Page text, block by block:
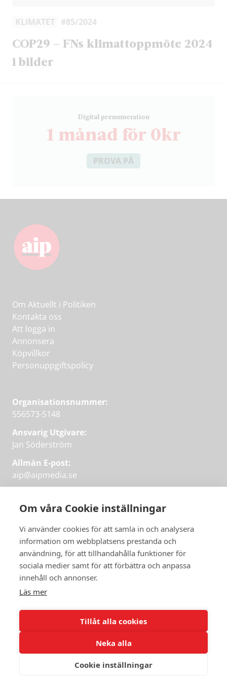
Om våra Cookie inställningar
Vi använder cookies för att samla in och analysera
information om webbplatsens prestanda och
användning, för att tillhandahålla funktioner för
sociala medier samt för att förbättra och anpassa
innehåll och annonser.
Läs mer
Tillåt alla cookies
Neka alla
Cookie inställningar
Få veckans bästa
artiklar i mejlen
varje vecka om våra mest intressanta
JAG VILL HA NYHETSBREV
KLIMATET #85/2024
COP29 – FNs klimattoppmöte 2024
i bilder
Digital prenumeration
1 månad för 0kr
PROVA PÅ
Om Aktuellt i Politiken
Kontakta oss
Att logga in
Annonsera
Köpvillkor
Personuppgiftspolicy
Organisationsnummer:
556573-5148
Ansvarig Utgivare:
Jan Söderström
Allmän E-post:
aip@aipmedia.se
aip@flowyinfo.seeller 08-1210 60 40.
Instagram
LinkedIn
Twitter
Facebook
Få veckans bästa
artiklar på mejlen
PRENUMERERA
© 2026 Aktuellt i Politiken.